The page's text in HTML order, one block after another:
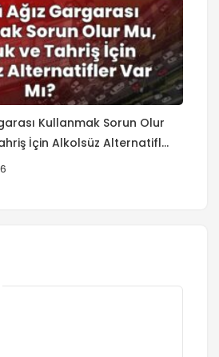
Kullanmak Sorun Olur
İçin Alkolsüz Alternatifler